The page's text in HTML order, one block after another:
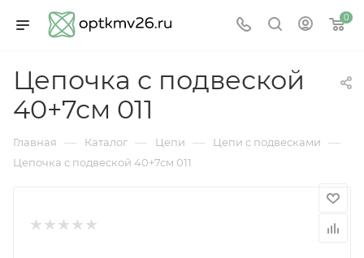
0
Цепочка с подвеской
40+7см 011
Главная — Каталог — Цепи — Цепи с подвесками —
Цепочка с подвеской 40+7см 011